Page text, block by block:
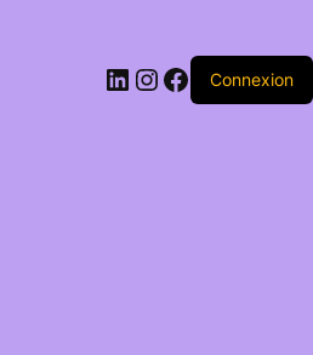
LinkedIn
Instagram
Facebook
Connexion